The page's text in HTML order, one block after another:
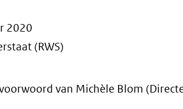
2020
(RWS)
van Michèle Blom